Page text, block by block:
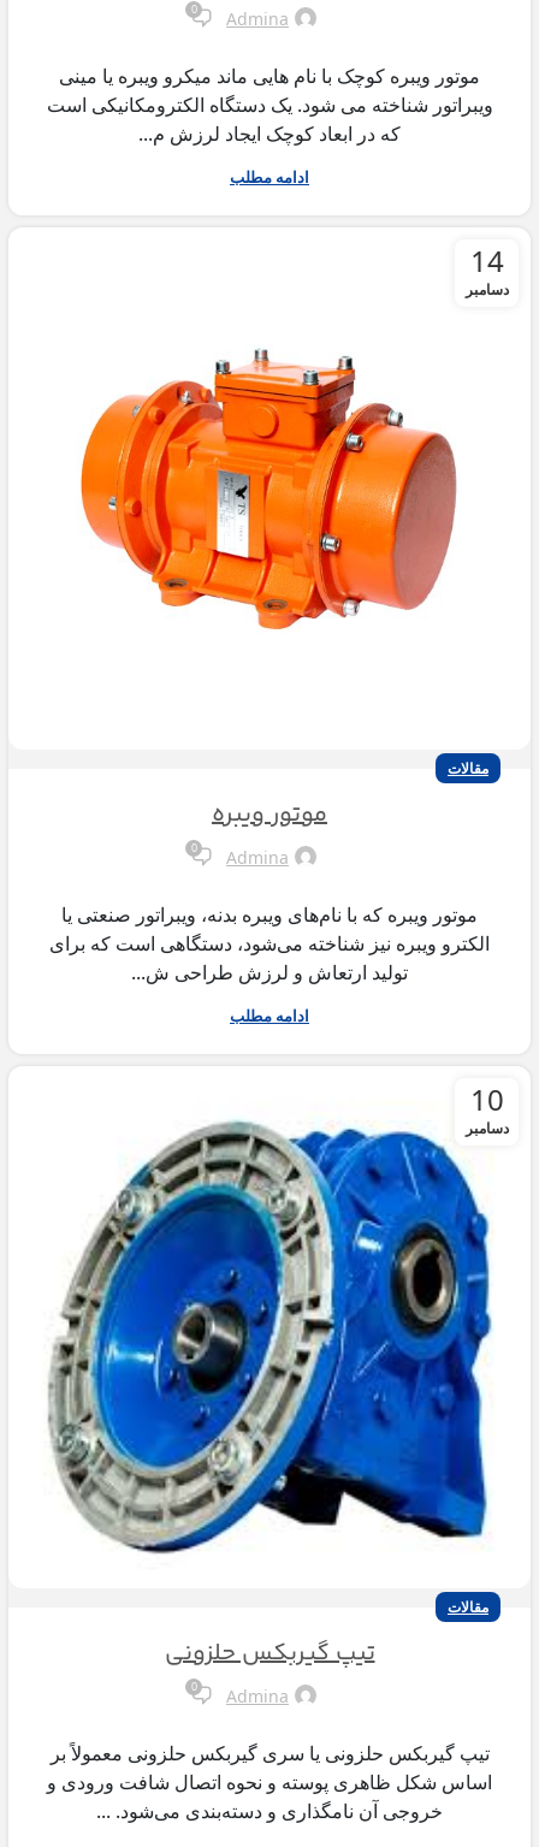
Admina
0
موتور ویبره کوچک با نام هایی ماند میکرو ویبره یا مینی
ویبراتور شناخته می شود. یک دستگاه الکترومکانیکی است
که در ابعاد کوچک ایجاد لرزش م...
ادامه مطلب
14
دسامبر
مقالات
موتور ویبره
Admina
0
موتور ویبره که با نام‌های ویبره بدنه، ویبراتور صنعتی یا
الکترو ویبره نیز شناخته می‌شود، دستگاهی است که برای
تولید ارتعاش و لرزش طراحی ش...
ادامه مطلب
10
دسامبر
مقالات
تیپ گیربکس حلزونی
Admina
0
تیپ گیربکس حلزونی یا سری گیربکس حلزونی معمولاً بر
اساس شکل ظاهری پوسته و نحوه اتصال شافت ورودی و
خروجی آن نامگذاری و دسته‌بندی می‌شود. ...